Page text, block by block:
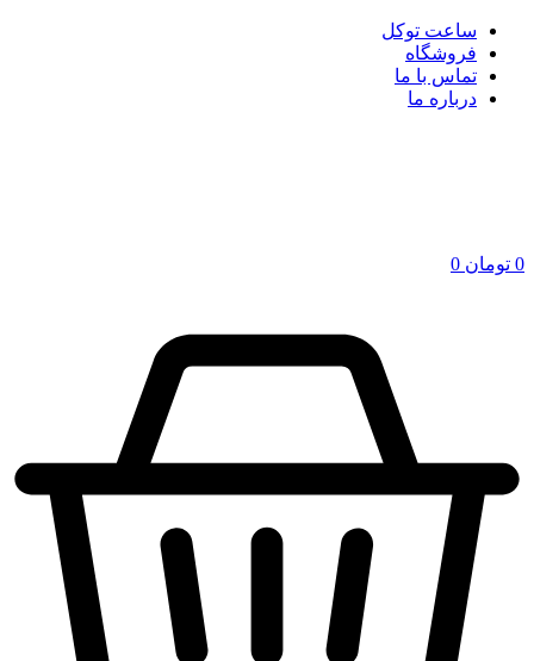
ساعت توکل
فروشگاه
تماس با ما
درباره ما
0 تومان 0